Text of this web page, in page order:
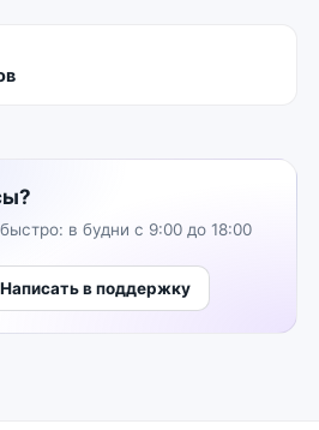
в будни с 9:00 до 18:00
Написать в поддержку